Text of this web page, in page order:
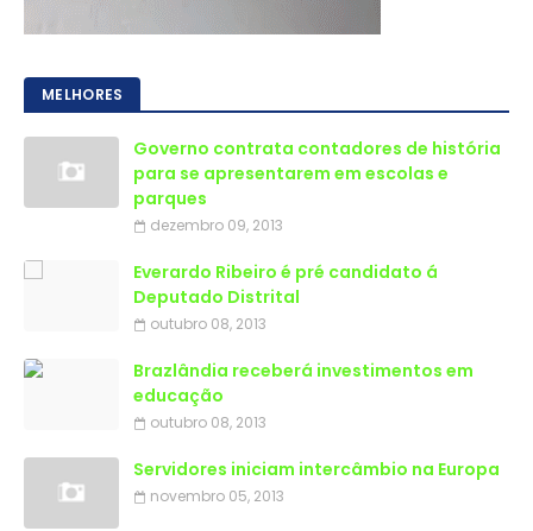
MELHORES
Governo contrata contadores de história
para se apresentarem em escolas e
parques
dezembro 09, 2013
Everardo Ribeiro é pré candidato á
Deputado Distrital
outubro 08, 2013
Brazlândia receberá investimentos em
educação
outubro 08, 2013
Servidores iniciam intercâmbio na Europa
novembro 05, 2013